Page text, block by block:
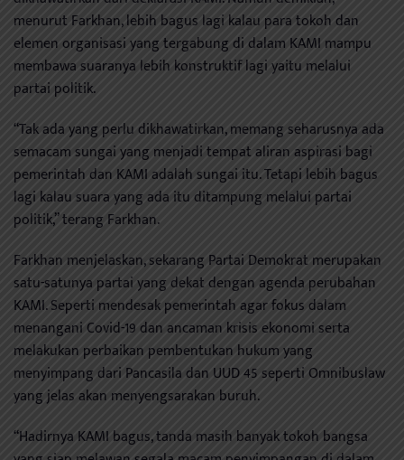
menurut Farkhan, lebih bagus lagi kalau para tokoh dan
elemen organisasi yang tergabung di dalam KAMI mampu
membawa suaranya lebih konstruktif lagi yaitu melalui
partai politik.
“Tak ada yang perlu dikhawatirkan, memang seharusnya ada
semacam sungai yang menjadi tempat aliran aspirasi bagi
pemerintah dan KAMI adalah sungai itu. Tetapi lebih bagus
lagi kalau suara yang ada itu ditampung melalui partai
politik,” terang Farkhan.
Farkhan menjelaskan, sekarang Partai Demokrat merupakan
satu-satunya partai yang dekat dengan agenda perubahan
KAMI. Seperti mendesak pemerintah agar fokus dalam
menangani Covid-19 dan ancaman krisis ekonomi serta
melakukan perbaikan pembentukan hukum yang
menyimpang dari Pancasila dan UUD 45 seperti Omnibuslaw
yang jelas akan menyengsarakan buruh.
“Hadirnya KAMI bagus, tanda masih banyak tokoh bangsa